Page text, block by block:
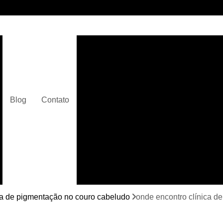
Blog Contato
Curso de
de pigmentação no couro cabeludo onde encontro clínica